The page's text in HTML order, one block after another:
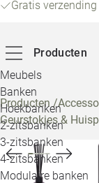
Gratis
Producten
Meubels
Banken
Hoekbanken
2-zitsbanken
3-zitsbanken
4-zitsbanken
Modulaire banken
Producten/
Geurstokjes &